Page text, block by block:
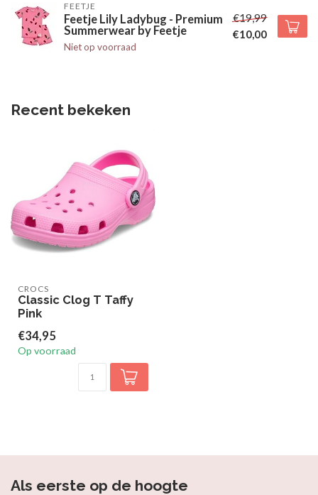
FEETJE
Feetje Lily Ladybug - Premium
Summerwear by Feetje
Niet op voorraad
€19,99
€10,00
Recent bekeken
CROCS
Classic Clog T Taffy
Pink
€34,95
Op voorraad
Als eerste op de hoogte